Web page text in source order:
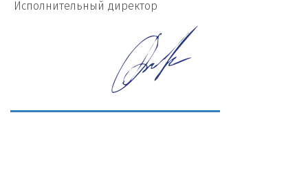
И сполнительный директор